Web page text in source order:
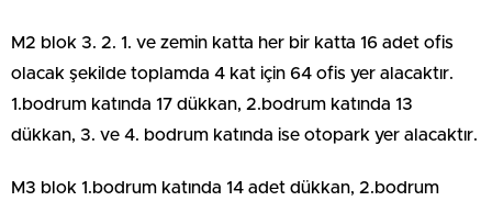
M2 blok 3. 2. 1. ve zemin katta her bir katta 16 adet ofis
olacak şekilde toplamda 4 kat için 64 ofis yer alacaktır.
1.bodrum katında 17 dükkan, 2.bodrum katında 13
dükkan, 3. ve 4. bodrum katında ise otopark yer alacaktır.
M3 blok 1.bodrum katında 14 adet dükkan, 2.bodrum